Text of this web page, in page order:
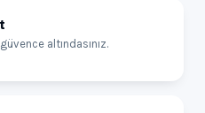
altındasınız.